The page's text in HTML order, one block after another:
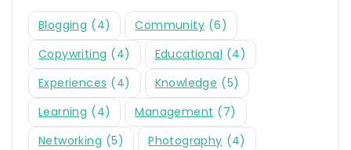
Blogging (4) Community (6)
Copywriting (4) Educational (4)
Experiences (4) Knowledge (5)
Learning (4) Management (7)
Networking (5) Photography (4)